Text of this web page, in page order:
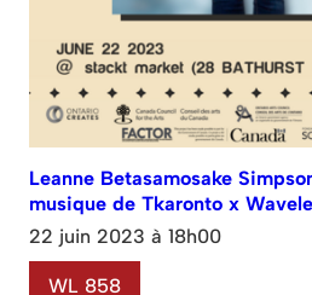
Leanne Betasamosake
musique de Tkaronto x
22 juin 2023 à 18h00
WL 858